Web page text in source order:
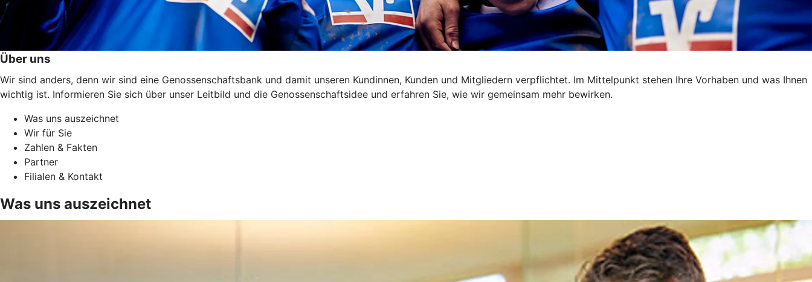
Über uns
Wir sind anders, denn wir sind eine Genossenschaftsbank und damit unseren Kundinnen, Kunden und Mitgliedern verpflichtet. Im Mittelpunkt stehen Ihre Vorhaben und was Ihnen
wichtig ist. Informieren Sie sich über unser Leitbild und die Genossenschaftsidee und erfahren Sie, wie wir gemeinsam mehr bewirken.
Was uns auszeichnet
Wir für Sie
Zahlen & Fakten
Partner
Filialen & Kontakt
Was uns auszeichnet